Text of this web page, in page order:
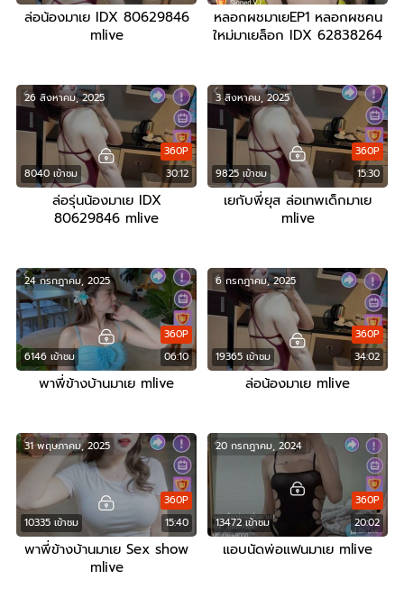
ล่อน้องมาเย IDX 80629846
mlive
หลอกผชมาเยEP1 หลอกผชคน
ใหม่มาเยล็อก IDX 62838264
8040 เข้าชม 30:12
360P
26 สิงหาคม, 2025
ล่อรุ่นน้องมาเย IDX
80629846 mlive
9825 เข้าชม 15:30
360P
3 สิงหาคม, 2025
เยกับพี่ยุส ล่อเทพเด็กมาเย
mlive
6146 เข้าชม 06:10
360P
24 กรกฎาคม, 2025
พาพี่ข้างบ้านมาเย mlive
19365 เข้าชม 34:02
360P
6 กรกฎาคม, 2025
ล่อน้องมาเย mlive
10335 เข้าชม 15:40
360P
31 พฤษภาคม, 2025
พาพี่ข้างบ้านมาเย Sex show
mlive
13472 เข้าชม 20:02
360P
20 กรกฎาคม, 2024
แอบนัดพ่อแฟนมาเย mlive